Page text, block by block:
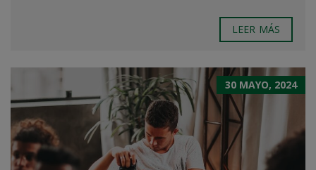
LEER MÁS
30 MAYO, 2024